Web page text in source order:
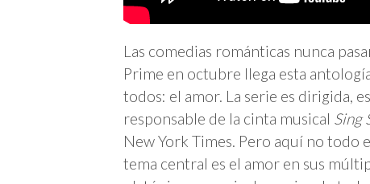
Las comedias románticas nunca
Prime en octubre llega esta
todos: el amor. La serie es dirigida,
responsable de la cinta musical Sing
New York Times. Pero aquí no todo
tema central es el amor en sus